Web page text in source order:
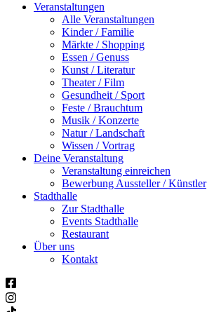
Veranstaltungen
Alle Veranstaltungen
Kinder / Familie
Märkte / Shopping
Essen / Genuss
Kunst / Literatur
Theater / Film
Gesundheit / Sport
Feste / Brauchtum
Musik / Konzerte
Natur / Landschaft
Wissen / Vortrag
Deine Veranstaltung
Veranstaltung einreichen
Bewerbung Aussteller / Künstler
Stadthalle
Zur Stadthalle
Events Stadthalle
Restaurant
Über uns
Kontakt